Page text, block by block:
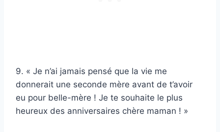
9. « Je n’ai jamais pensé que la vie me
donnerait une seconde mère avant de t’avoir
eu pour belle-mère ! Je te souhaite le plus
heureux des anniversaires chère maman ! »